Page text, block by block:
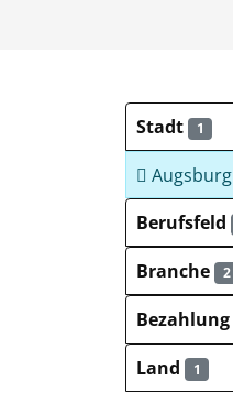
Stadt 1
Augsburg
Berufsfeld
Branche 2
Bezahlung
Land 1